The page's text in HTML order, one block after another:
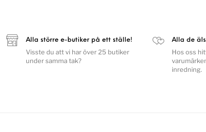
Alla större e-butiker på ett ställe!
Visste du att vi har över 25 butiker
under samma tak?
Alla de
Hos oss
inredning.